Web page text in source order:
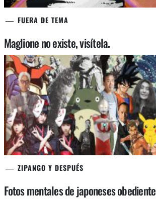
FUERA DE TEMA
Maglione no existe, visítela.
ZIPANGO Y DESPUÉS
Fotos mentales de japoneses